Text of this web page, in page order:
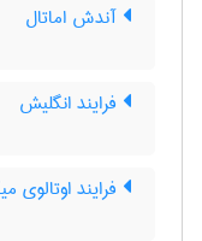
آندش اماتال
فرایند انگلیش
فرایند اوتالوی